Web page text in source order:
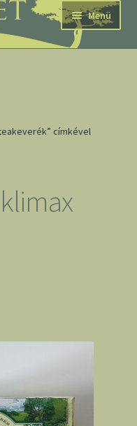
Menü
címkével